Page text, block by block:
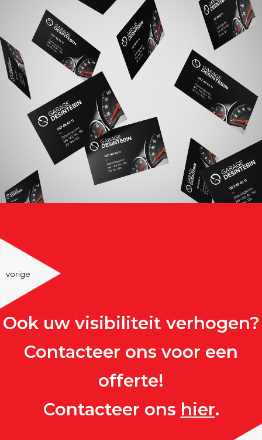
vorige
Ook uw visibiliteit verhogen?
Contacteer ons voor een
offerte!
Contacteer ons hier.